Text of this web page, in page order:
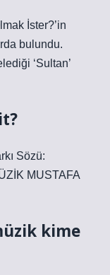
İster?’in
bulundu.
‘Sultan’
Sözü:
MUSTAFA
kime